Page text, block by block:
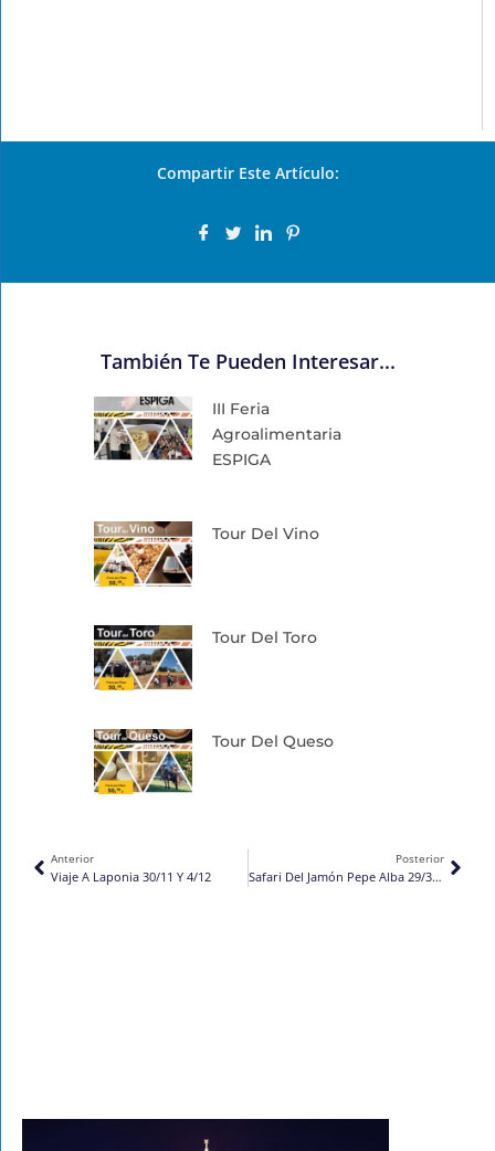
Compartir Este Artículo:
También Te Pueden Interesar...
III Feria
Agroalimentaria
ESPIGA
Tour Del Vino
Tour Del Toro
Tour Del Queso
Anterior
Viaje A Laponia 30/11 Y 4/12
Posterior
Safari Del Jamón Pepe Alba 29/3/25